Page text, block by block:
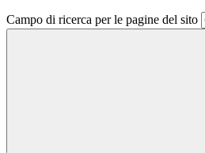
Campo di ricerca per le pagine del sito